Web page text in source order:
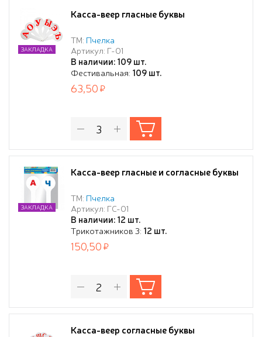
Касса-веер гласные буквы
ТМ: Пчелка
Артикул: Г-01
В наличии: 109 шт.
Фестивальная: 109 шт.
ЗАКЛАДКА
63,50
Касса-веер гласные и согласные буквы
ТМ: Пчелка
Артикул: ГС-01
В наличии: 12 шт.
Трикотажников 3: 12 шт.
ЗАКЛАДКА
150,50
Касса-веер согласные буквы